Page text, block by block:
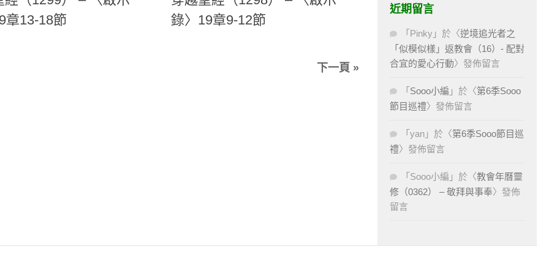
章13-18節
錄〉19章9-12節
下一頁 »
近期留言
「 Pinky 」於〈逆境追光者之
「似模似樣」返教會（16）- 配對
合宜的愛心行動〉發佈留言
「 Sooo小編 」於〈第6季Sooo
節目巡禮〉發佈留言
「 yan 」於〈第6季Sooo節目巡
禮〉發佈留言
「 Sooo小編 」於〈教會年曆靈
修（0362） – 敬拜與事奉〉發佈
留言